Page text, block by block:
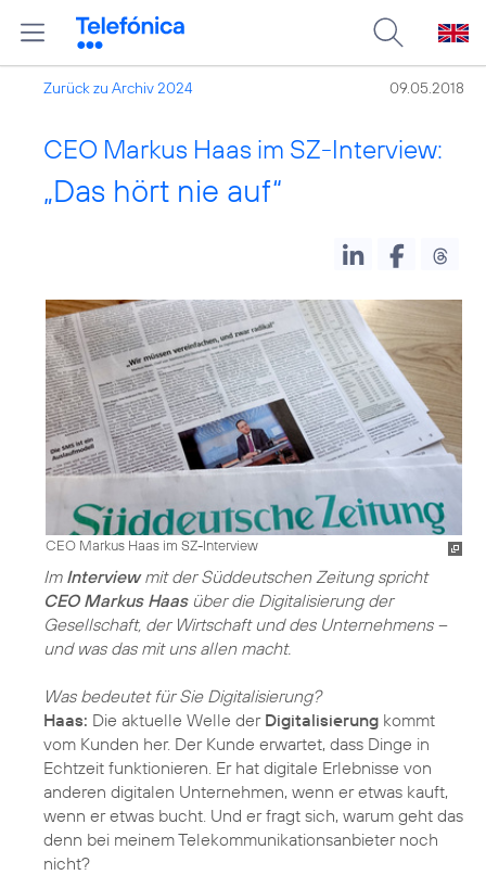
Zurück zu Archiv 2024 09.05.2018
CEO Markus Haas im SZ-Interview:
„Das hört nie auf“
CEO Markus Haas im SZ-Interview
Im Interviewmit der Süddeutschen Zeitung spricht
CEO Markus Haasüber die Digitalisierung der
Gesellschaft, der Wirtschaft und des Unternehmens –
und was das mit uns allen macht.
Was bedeutet für Sie Digitalisierung?
Haas: Die aktuelle Welle der Digitalisierung kommt
vom Kunden her. Der Kunde erwartet, dass Dinge in
Echtzeit funktionieren. Er hat digitale Erlebnisse von
anderen digitalen Unternehmen, wenn er etwas kauft,
wenn er etwas bucht. Und er fragt sich, warum geht das
denn bei meinem Telekommunikationsanbieter noch
nicht?